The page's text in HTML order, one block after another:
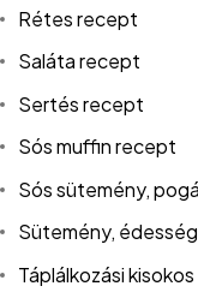
Rétes recept
Saláta recept
Sertés recept
Sós muffin recept
Sós sütemény,
Sütemény,
Táplálkozási kisokos